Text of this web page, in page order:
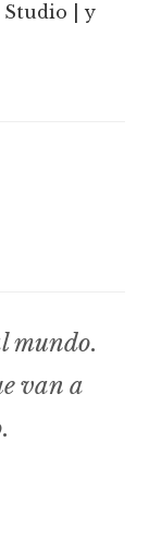
Studio | y
mundo.
van a